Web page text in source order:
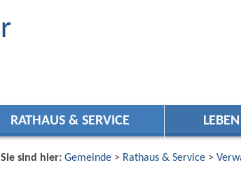
RATHAUS & SERVICE
Sie sind hier: Gemeinde> Rathaus & Service>